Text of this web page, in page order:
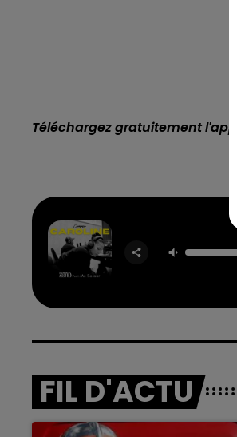
Téléchargez gratuitement
FIL D'ACTU